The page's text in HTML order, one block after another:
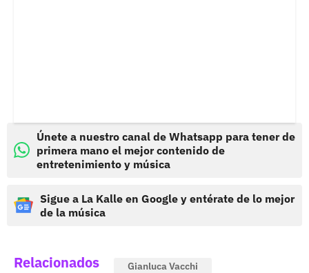
Únete a nuestro canal de Whatsapp para tener de
primera mano el mejor contenido de
entretenimiento y música
Sigue a La Kalle en Google y entérate de lo mejor
de la música
Relacionados Gianluca Vacchi